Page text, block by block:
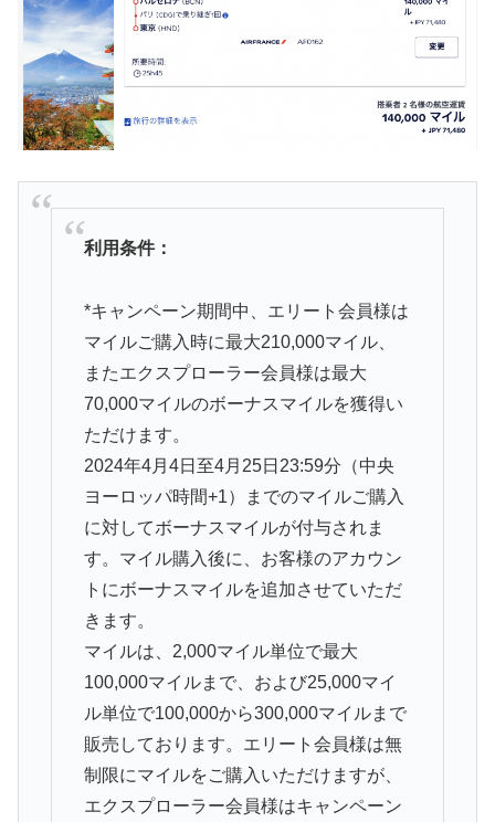
利用条件：
*キャンペーン期間中、エリート会員様は
マイルご購入時に最大210,000マイル、
またエクスプローラー会員様は最大
70,000マイルのボーナスマイルを獲得い
ただけます。
2024年4月4日至4月25日23:59分（中央
ヨーロッパ時間+1）までのマイルご購入
に対してボーナスマイルが付与されま
す。マイル購入後に、お客様のアカウン
トにボーナスマイルを追加させていただ
きます。
マイルは、2,000マイル単位で最大
100,000マイルまで、および25,000マイ
ル単位で100,000から300,000マイルまで
販売しております。エリート会員様は無
制限にマイルをご購入いただけますが、
エクスプローラー会員様はキャンペーン